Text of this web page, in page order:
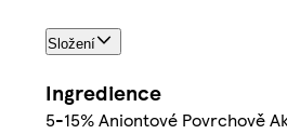
Složení
Ingredience
5-15% Aniontové Povrchově